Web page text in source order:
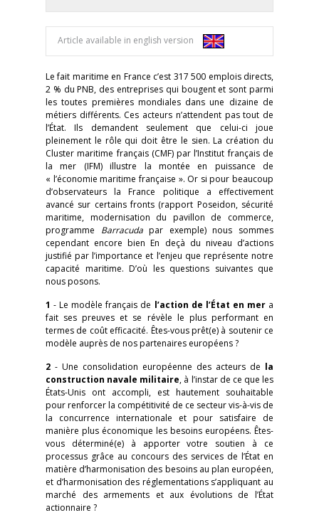
Article available in english version
Le fait maritime en France c’est 317 500 emplois directs,
2 % du PNB, des entreprises qui bougent et sont parmi
les toutes premières mondiales dans une dizaine de
métiers différents. Ces acteurs n’attendent pas tout de
l’État. Ils demandent seulement que celui-ci joue
pleinement le rôle qui doit être le sien. La création du
Cluster maritime français (CMF) par l’Institut français de
la mer (IFM) illustre la montée en puissance de
« l’économie maritime française ». Or si pour beaucoup
d’observateurs la France politique a effectivement
avancé sur certains fronts (rapport Poseidon, sécurité
maritime, modernisation du pavillon de commerce,
programme Barracudapar exemple) nous sommes
cependant encore bien En deçà du niveau d’actions
justifié par l’importance et l’enjeu que représente notre
capacité maritime. D’où les questions suivantes que
nous posons.
1 - Le modèle français de l’action de l’État en mera
fait ses preuves et se révèle le plus performant en
termes de coût efficacité. Êtes-vous prêt(e) à soutenir ce
modèle auprès de nos partenaires européens ?
2 - Une consolidation européenne des acteurs de la
construction navale militaire, à l’instar de ce que les
États-Unis ont accompli, est hautement souhaitable
pour renforcer la compétitivité de ce secteur vis-à-vis de
la concurrence internationale et pour satisfaire de
manière plus économique les besoins européens. Êtes-
vous déterminé(e) à apporter votre soutien à ce
processus grâce au concours des services de l’État en
matière d’harmonisation des besoins au plan européen,
et d’harmonisation des réglementations s’appliquant au
marché des armements et aux évolutions de l’État
actionnaire ?